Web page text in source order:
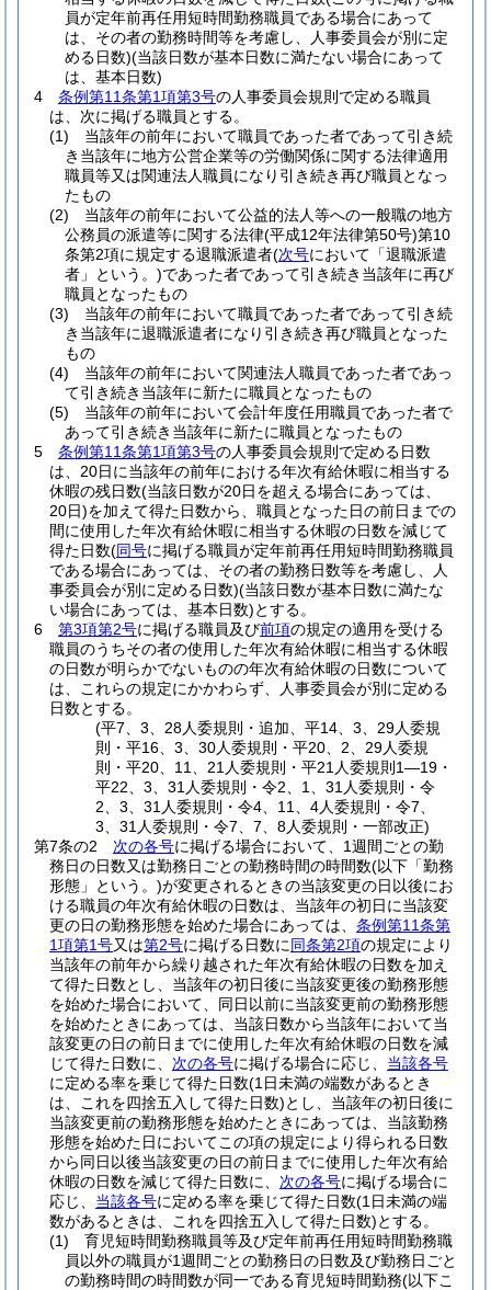
員が定年前再任用短時間勤務職員である場合にあって
は、その者の勤務時間等を考慮し、人事委員会が別に定
める日数)(当該日数が基本日数に満たない場合にあって
は、基本日数)
4
条例第11条第1項第3号の人事委員会規則で定める職員
は、次に掲げる職員とする。
(1)
当該年の前年において職員であった者であって引き続
き当該年に地方公営企業等の労働関係に関する法律適用
職員等又は関連法人職員になり引き続き再び職員となっ
たもの
(2)
当該年の前年において公益的法人等への一般職の地方
公務員の派遣等に関する法律(平成12年法律第50号)第10
条第2項に規定する退職派遣者(次号において「退職派遣
者」という。)であった者であって引き続き当該年に再び
職員となったもの
(3)
当該年の前年において職員であった者であって引き続
き当該年に退職派遣者になり引き続き再び職員となった
もの
(4)
当該年の前年において関連法人職員であった者であっ
て引き続き当該年に新たに職員となったもの
(5)
当該年の前年において会計年度任用職員であった者で
あって引き続き当該年に新たに職員となったもの
5
条例第11条第1項第3号の人事委員会規則で定める日数
は、20日に当該年の前年における年次有給休暇に相当する
休暇の残日数(当該日数が20日を超える場合にあっては、
20日)を加えて得た日数から、職員となった日の前日までの
間に使用した年次有給休暇に相当する休暇の日数を減じて
得た日数(同号に掲げる職員が定年前再任用短時間勤務職員
である場合にあっては、その者の勤務日数等を考慮し、人
事委員会が別に定める日数)(当該日数が基本日数に満たな
い場合にあっては、基本日数)とする。
6
第3項第2号に掲げる職員及び前項の規定の適用を受ける
職員のうちその者の使用した年次有給休暇に相当する休暇
の日数が明らかでないものの年次有給休暇の日数について
は、これらの規定にかかわらず、人事委員会が別に定める
日数とする。
(平7、3、28人委規則・追加、平14、3、29人委規
則・平16、3、30人委規則・平20、2、29人委規
則・平20、11、21人委規則・平21人委規則1―19・
平22、3、31人委規則・令2、1、31人委規則・令
2、3、31人委規則・令4、11、4人委規則・令7、
3、31人委規則・令7、7、8人委規則・一部改正)
第7条の2
次の各号に掲げる場合において、1週間ごとの勤
務日の日数又は勤務日ごとの勤務時間の時間数(以下「勤務
形態」という。)が変更されるときの当該変更の日以後にお
ける職員の年次有給休暇の日数は、当該年の初日に当該変
更の日の勤務形態を始めた場合にあっては、 条例第11条第
1項第1号又は第2号に掲げる日数に同条第2項の規定により
当該年の前年から繰り越された年次有給休暇の日数を加え
て得た日数とし、当該年の初日後に当該変更後の勤務形態
を始めた場合において、同日以前に当該変更前の勤務形態
を始めたときにあっては、当該日数から当該年において当
該変更の日の前日までに使用した年次有給休暇の日数を減
じて得た日数に、 次の各号に掲げる場合に応じ、 当該各号
に定める率を乗じて得た日数(1日未満の端数があるとき
は、これを四捨五入して得た日数)とし、当該年の初日後に
当該変更前の勤務形態を始めたときにあっては、当該勤務
形態を始めた日においてこの項の規定により得られる日数
から同日以後当該変更の日の前日までに使用した年次有給
休暇の日数を減じて得た日数に、 次の各号に掲げる場合に
応じ、 当該各号に定める率を乗じて得た日数(1日未満の端
数があるときは、これを四捨五入して得た日数)とする。
(1)
育児短時間勤務職員等及び定年前再任用短時間勤務職
員以外の職員が1週間ごとの勤務日の日数及び勤務日ごと
の勤務時間の時間数が同一である育児短時間勤務(以下こ